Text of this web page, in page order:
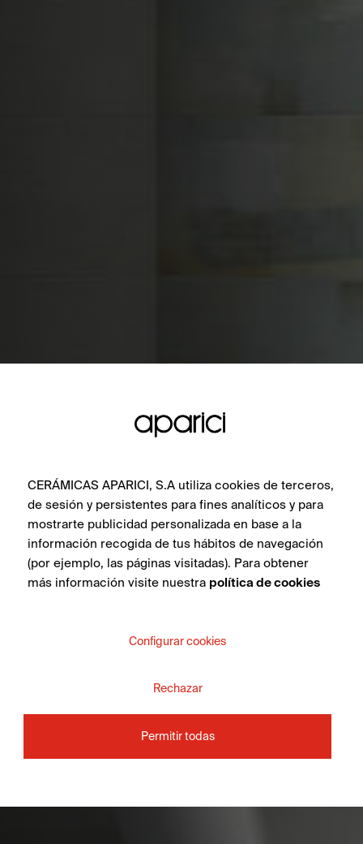
CERÁMICAS APARICI, S.A utiliza cookies de terceros,
de sesión y persistentes para fines analíticos y para
mostrarte publicidad personalizada en base a la
información recogida de tus hábitos de navegación
(por ejemplo, las páginas visitadas). Para obtener
más información visite nuestra política de cookies
Configurar cookies
Rechazar
Permitir todas